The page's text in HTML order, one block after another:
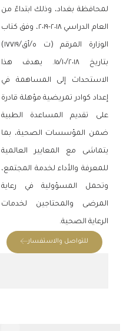
لمحافظة بغداد، وذلك ابتداءً من
العام الدراسي ٢٠١٨-٢٠١٩، وفق كتاب
الوزارة المرقم (ت ه/أق/١٧٧١٩)
بتاريخ ١٥/١٠/٢٠١٨. يهدف هذا
الاستحداث إلى المساهمة في
إعداد كوادر تمريضية مؤهلة قادرة
على تقديم المساعدة الطبية
ضمن المؤسسات الصحية، بما
يتماشى مع المعايير العالمية
للمعرفة والأداء لخدمة المجتمع،
وتحمل المسؤولية في رعاية
المرضى والمحتاجين لخدمات
الرعاية الصحية.
للتواصل والاستفسار